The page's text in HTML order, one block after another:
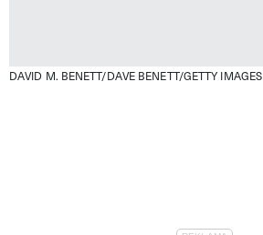
DAVID M. BENETT/DAVE BENETT/GETTY IMAGES